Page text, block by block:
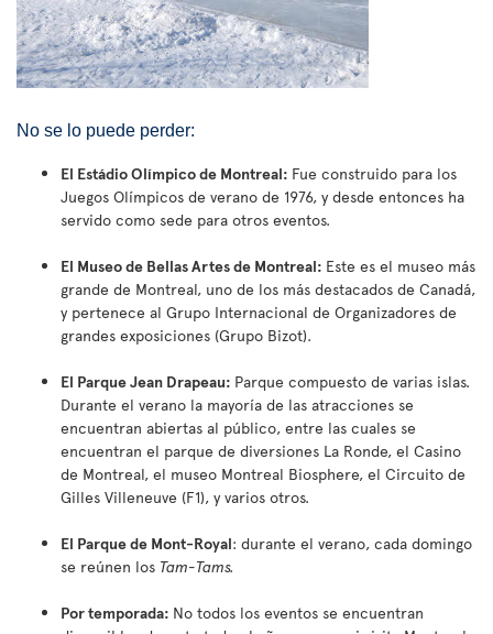
No se lo puede perder:
El Estádio Olímpico de Montreal: Fue construido para los
Juegos Olímpicos de verano de 1976, y desde entonces ha
servido como sede para otros eventos.
El Museo de Bellas Artes de Montreal: Este es el museo más
grande de Montreal, uno de los más destacados de Canadá,
y pertenece al Grupo Internacional de Organizadores de
grandes exposiciones (Grupo Bizot).
El Parque Jean Drapeau: Parque compuesto de varias islas.
Durante el verano la mayoría de las atracciones se
encuentran abiertas al público, entre las cuales se
encuentran el parque de diversiones La Ronde, el Casino
de Montreal, el museo Montreal Biosphere, el Circuito de
Gilles Villeneuve (F1), y varios otros.
El Parque de Mont-Royal: durante el verano, cada domingo
se reúnen los Tam-Tams.
Por temporada: No todos los eventos se encuentran